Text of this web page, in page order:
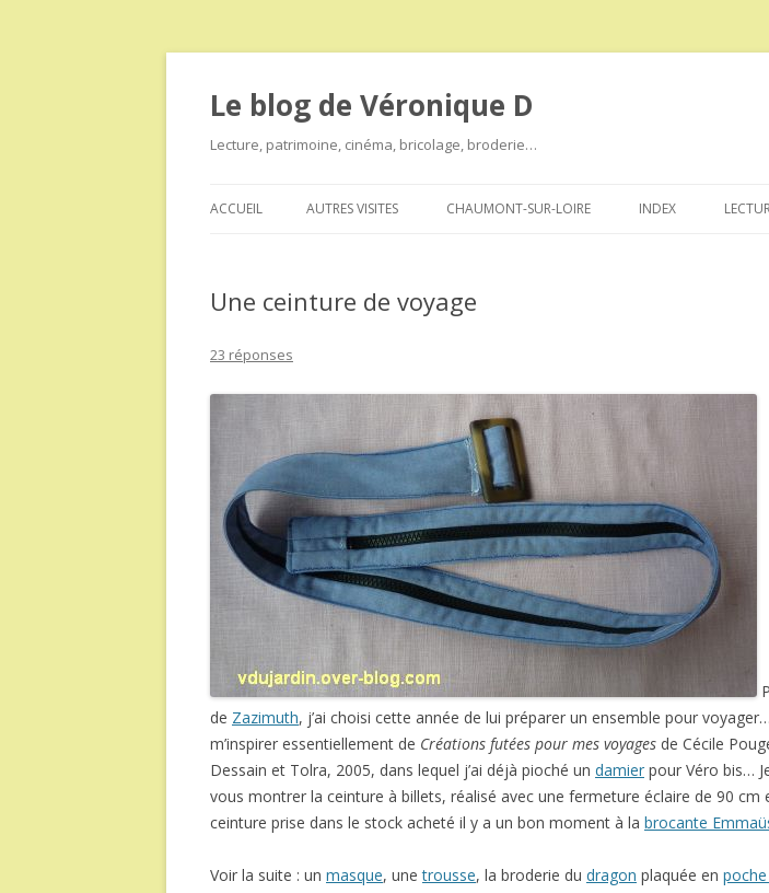
Le blog de Véronique D
Lecture, patrimoine, cinéma, bricolage, broderie…
au
ACCUEIL AUTRES VISITES CHAUMONT-SUR-LOIRE INDEX
Une ceinture de voyage
23 réponses
de Zazimuth, j’ai choisi cette année de lui préparer un ensemble pour voyager…
m’inspirer essentiellement de Créations futées pour mes voyages de Cécile
Dessain et Tolra, 2005, dans lequel j’ai déjà pioché un damier pour Véro bis…
vous montrer la ceinture à billets, réalisé avec une fermeture éclaire de 90 cm
ceinture prise dans le stock acheté il y a un bon moment à la brocante
Voir la suite : un masque, unetrousse, la broderie du dragon plaquée en